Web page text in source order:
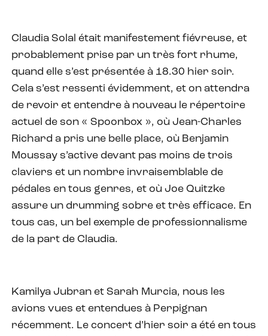
Claudia Solal était manifestement fiévreuse, et
probablement prise par un très fort rhume,
quand elle s’est présentée à 18.30 hier soir.
Cela s’est ressenti évidemment, et on attendra
de revoir et entendre à nouveau le répertoire
actuel de son « Spoonbox », où Jean-Charles
Richard a pris une belle place, où Benjamin
Moussay s’active devant pas moins de trois
claviers et un nombre invraisemblable de
pédales en tous genres, et où Joe Quitzke
assure un drumming sobre et très efficace. En
tous cas, un bel exemple de professionnalisme
de la part de Claudia.
Kamilya Jubran et Sarah Murcia, nous les
avions vues et entendues à Perpignan
récemment. Le concert d’hier soir a été en tous